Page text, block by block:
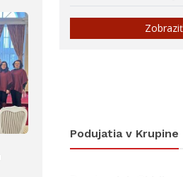
Podujatia v Krupine